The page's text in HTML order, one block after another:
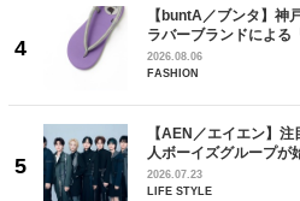
【buntA／ブンタ】神
ラバーブランドによる
トウェア」。伊勢丹新
UP開催中！
2026.08.06
FASHION
【AEN／エイエン】
人ボーイズグループが
ュー目前のフレッシュ
占インタビュー。7人の
2026.07.23
LIFE STYLE